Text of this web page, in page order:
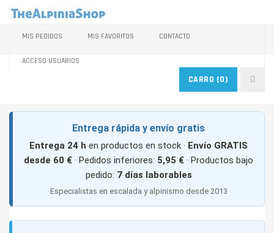
MIS PEDIDOS MIS FAVORITOS CONTACTO
ACCESO USUARIOS
CARRO (0)
Entrega rápida y envío gratis
Entrega 24 h en productos en stock · Envío GRATIS
desde 60 € · Pedidos inferiores: 5,95 € · Productos bajo
pedido: 7 días laborables
Especialistas en escalada y alpinismo desde 2013